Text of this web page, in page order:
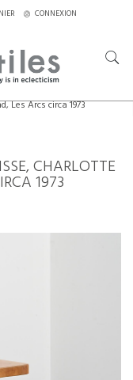
CONNEXION
Les Arcs circa 1973
CHARLOTTE
1973